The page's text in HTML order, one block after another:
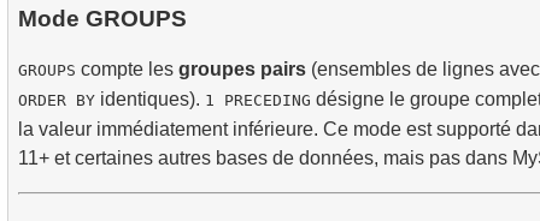
Mode GROUPS
GROUPS compte les groupes pairs (ensembles de lignes
ORDER BY identiques). 1 PRECEDING désigne le groupe
la valeur immédiatement inférieure. Ce mode est supporté
11+ et certaines autres bases de données, mais pas dans